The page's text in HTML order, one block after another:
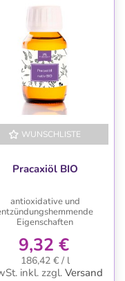
WUNSCHLISTE
Pracaxiöl BIO
antioxidative und
Eigenschaften
9,32 €
186,42 € / l
inkl. zzgl. Versand